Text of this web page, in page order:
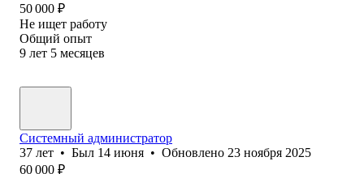
50 000 ₽
Не ищет работу
Общий опыт
9 лет 5 месяцев
Системный администратор
37 лет • Был 14 июня • Обновлено 23 ноября 2025
60 000 ₽